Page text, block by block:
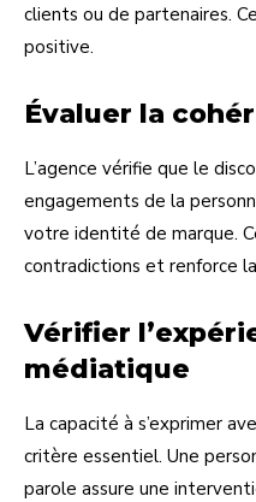
clients ou de partenaires.
positive.
Évaluer la
L’agence vérifie que le
engagements de la
votre identité de marque.
contradictions et renforce
Vérifier
médiatique
La capacité à s’exprimer
critère essentiel. Une
parole assure une